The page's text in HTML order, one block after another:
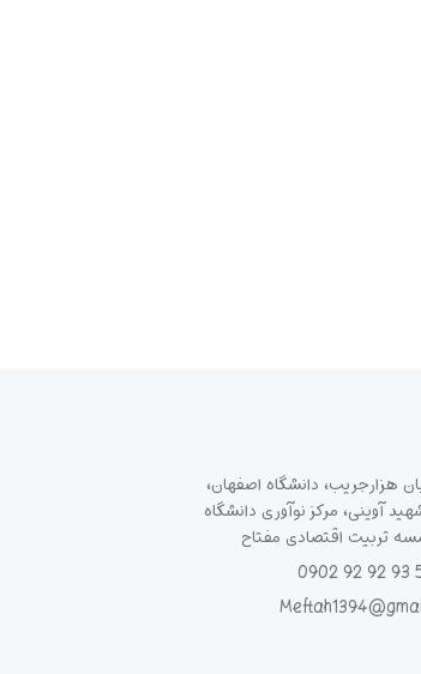
هزارجریب، دانشگاه اصفهان،
آوینی، مرکز نوآوری دانشگاه
تربیت اقتصادی مفتاح